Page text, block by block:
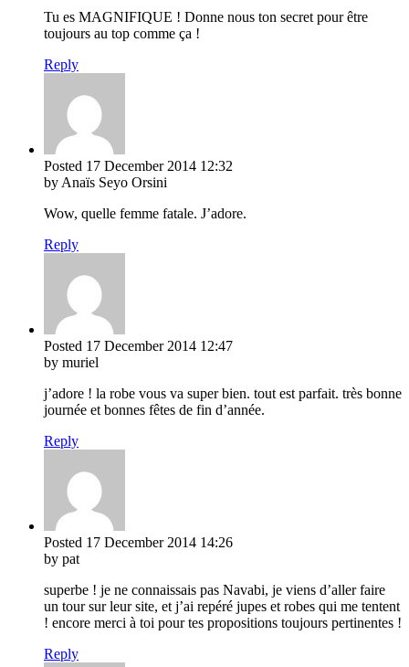
Tu es MAGNIFIQUE ! Donne nous ton secret pour être
toujours au top comme ça !
Reply
Posted 17 December 2014 12:32
by Anaïs Seyo Orsini
Wow, quelle femme fatale. J’adore.
Reply
Posted 17 December 2014 12:47
by muriel
j’adore ! la robe vous va super bien. tout est parfait. très bonne
journée et bonnes fêtes de fin d’année.
Reply
Posted 17 December 2014 14:26
by pat
superbe ! je ne connaissais pas Navabi, je viens d’aller faire
un tour sur leur site, et j’ai repéré jupes et robes qui me tentent
! encore merci à toi pour tes propositions toujours pertinentes !
Reply